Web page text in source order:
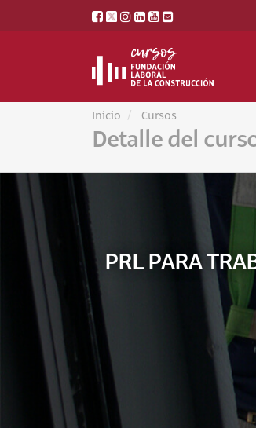
Inicio Cursos
Detalle del
PRL PARA